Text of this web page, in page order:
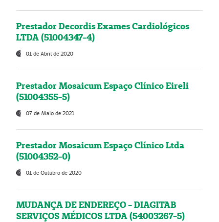
Prestador Decordis Exames Cardiológicos
LTDA (51004347-4)
01 de Abril de 2020
Prestador Mosaicum Espaço Clínico Eireli
(51004355-5)
07 de Maio de 2021
Prestador Mosaicum Espaço Clínico Ltda
(51004352-0)
01 de Outubro de 2020
MUDANÇA DE ENDEREÇO - DIAGITAB
SERVIÇOS MÉDICOS LTDA (54003267-5)